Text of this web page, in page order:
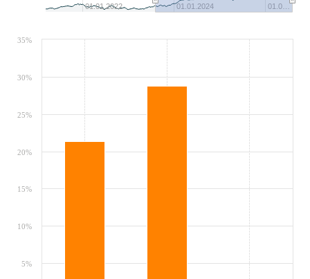
01.01.2022 01.01.2024 01.0…
5%
10%
15%
20%
25%
30%
35%